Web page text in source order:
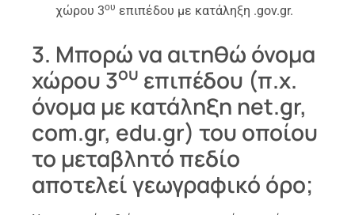
χώρου 3ου επιπέδου με κατάληξη .gov.gr.
3. Μπορώ να αιτηθώ όνομα
χώρου 3ου επιπέδου (π.χ.
όνομα με κατάληξη net.gr,
com.gr, edu.gr) του οποίου
το μεταβλητό πεδίο
αποτελεί γεωγραφικό όρο;